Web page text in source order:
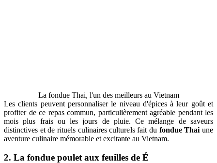
La fondue Thai, l'un des meilleurs au Vietnam
Les clients peuvent personnaliser le niveau d'épices à leur goût et
profiter de ce repas commun, particulièrement agréable pendant les
mois plus frais ou les jours de pluie. Ce mélange de saveurs
distinctives et de rituels culinaires culturels fait du fondue Thai une
aventure culinaire mémorable et excitante au Vietnam.
2. La fondue poulet aux feuilles de É